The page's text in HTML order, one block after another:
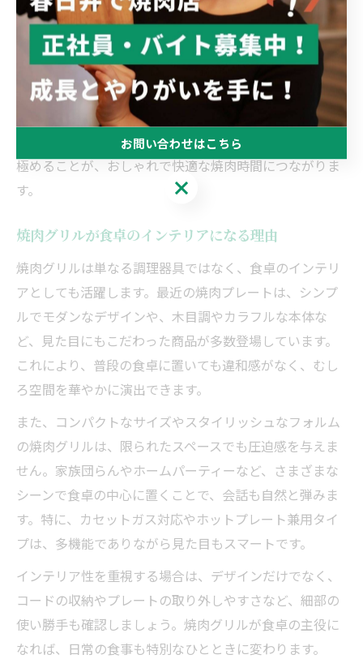
めです。家族や来客と囲む焼肉のシーンでは、見た目だ
けでなく、機能も両立したグリルが満足度を高めます。
購入時には、焼肉プレートの重量や収納性も確認しまし
ょう。実際に食卓に置いたときのバランスや、使い終わ
った後の片付けやすさも重要なチェックポイントです。
自分のライフスタイルや利用シーンに合ったグリルを見
極めることが、おしゃれで快適な焼肉時間につながりま
す。
焼肉グリルが食卓のインテリアになる理由
焼肉グリルは単なる調理器具ではなく、食卓のインテリ
アとしても活躍します。最近の焼肉プレートは、シンプ
ルでモダンなデザインや、木目調やカラフルな本体な
ど、見た目にもこだわった商品が多数登場しています。
これにより、普段の食卓に置いても違和感がなく、むし
ろ空間を華やかに演出できます。
また、コンパクトなサイズやスタイリッシュなフォルム
の焼肉グリルは、限られたスペースでも圧迫感を与えま
せん。家族団らんやホームパーティーなど、さまざまな
シーンで食卓の中心に置くことで、会話も自然と弾みま
す。特に、カセットガス対応やホットプレート兼用タイ
プは、多機能でありながら見た目もスマートです。
インテリア性を重視する場合は、デザインだけでなく、
コードの収納やプレートの取り外しやすさなど、細部の
使い勝手も確認しましょう。焼肉グリルが食卓の主役に
なれば、日常の食事も特別なひとときに変わります。
お問い合わせはこちら
お問い合わせはこちら